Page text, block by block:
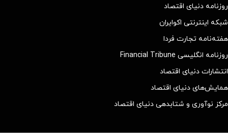
روزنامه دنیای اقتصاد
شبکه اینترنتی اکوایران
هفته‌نامه تجارت فردا
روزنامه انگلیسی Financial Tribune
انتشارات دنیای اقتصاد
همایش‌های دنیای اقتصاد
مرکز نوآوری و شتابدهی دنیای اقتصاد